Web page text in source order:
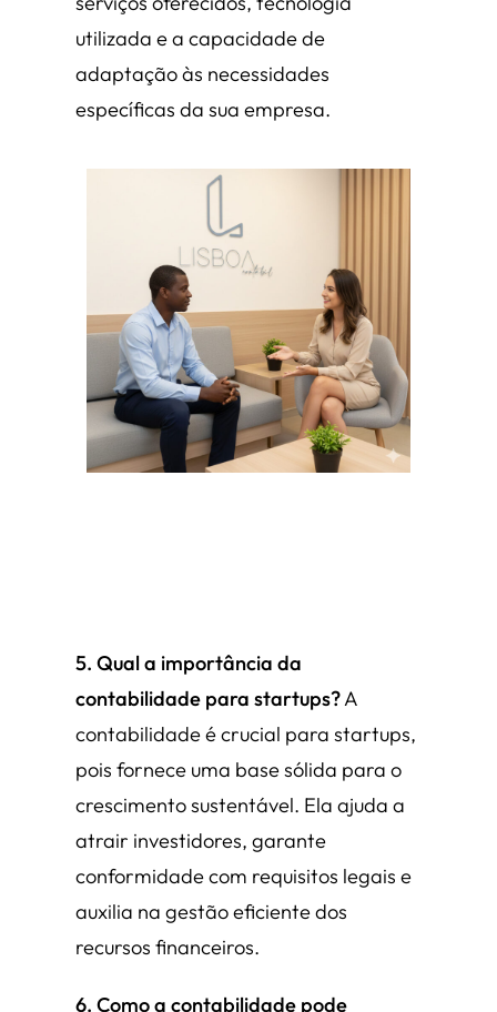
utilizada e a capacidade de
adaptação às necessidades
específicas da sua empresa.
5. Qual a importância da
contabilidade para startups?A
contabilidade é crucial para startups,
pois fornece uma base sólida para o
crescimento sustentável. Ela ajuda a
atrair investidores, garante
conformidade com requisitos legais e
auxilia na gestão eficiente dos
recursos financeiros.
6. Como a contabilidade pode